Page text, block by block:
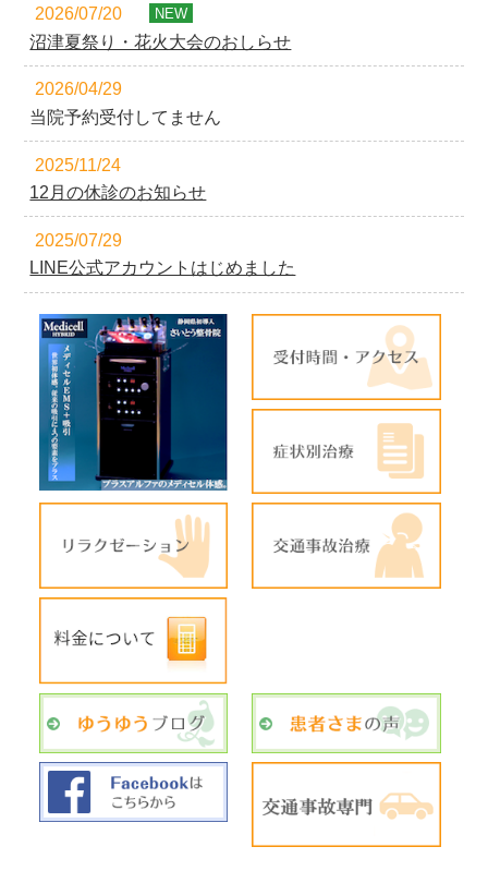
2026/07/20 NEW
沼津夏祭り・花火大会のおしらせ
2026/04/29
当院予約受付してません
2025/11/24
12月の休診のお知らせ
2025/07/29
LINE公式アカウントはじめました